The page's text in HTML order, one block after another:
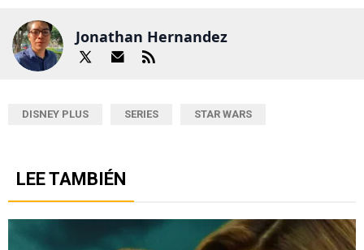
Jonathan Hernandez
DISNEY PLUS SERIES STAR WARS
LEE TAMBIÉN